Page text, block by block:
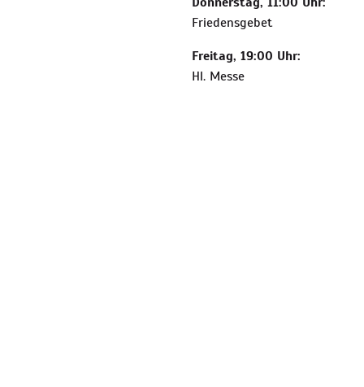
Friedensgebet
Freitag, 19:00 Uhr:
Hl. Messe